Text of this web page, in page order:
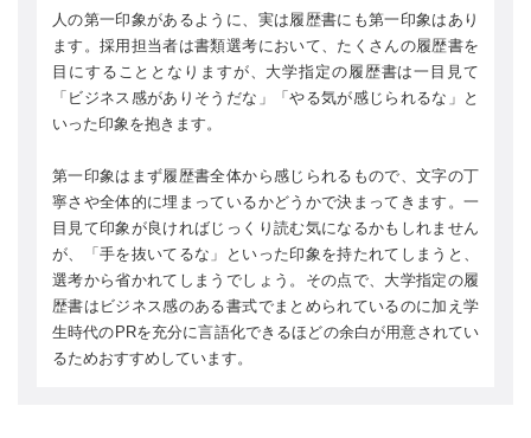
人の第一印象があるように、実は履歴書にも第一印象はあり
ます。採用担当者は書類選考において、たくさんの履歴書を
目にすることとなりますが、大学指定の履歴書は一目見て
「ビジネス感がありそうだな」「やる気が感じられるな」と
いった印象を抱きます。
第一印象はまず履歴書全体から感じられるもので、文字の丁
寧さや全体的に埋まっているかどうかで決まってきます。一
目見て印象が良ければじっくり読む気になるかもしれません
が、「手を抜いてるな」といった印象を持たれてしまうと、
選考から省かれてしまうでしょう。その点で、大学指定の履
歴書はビジネス感のある書式でまとめられているのに加え学
生時代のPRを充分に言語化できるほどの余白が用意されてい
るためおすすめしています。